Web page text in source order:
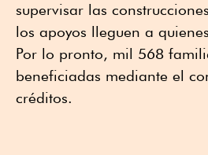
supervisar las
los apoyos lleguen a
Por lo pronto, mil 568
beneficiadas mediante el
créditos.